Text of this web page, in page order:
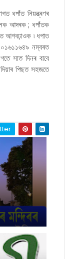
ধপাঁত নিয়ন্ত্ৰণৰ
আদৰক ; ধপাঁতক
আগবঢ়াওক ৷ ধপাত
নম্বৰত
সাত দিনৰ বাবে
পিছত সহজতে